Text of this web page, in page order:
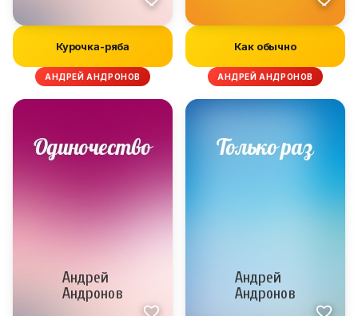
Курочка-ряба
АНДРЕЙ АНДРОНОВ
Как обычно
АНДРЕЙ АНДРОНОВ